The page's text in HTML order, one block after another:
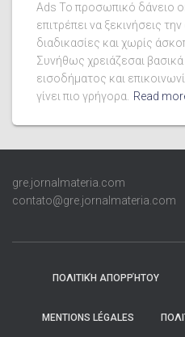
Ads Το προσωπικό δάνειο
επιτρέπει να ξεκινήσεις
διαδικασίες και χωρίς
Συνήθως χρειάζεσαι βασικά
εισοδήματος και
γίνει πιο γρήγορα.
Read
gre.jornalmateria.com
contato@gre.jornalmateria.com
ΠΟΛΙΤΙΚΉ ΑΠΟΡΡΉΤΟΥ
MENTIONS LÉGALES